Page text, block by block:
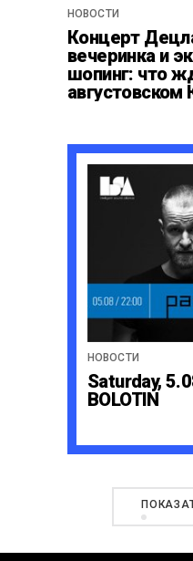
НОВОСТИ
Концерт
вечеринка и
шопинг: что
НОВОСТИ
Saturday,
BOLOTIN